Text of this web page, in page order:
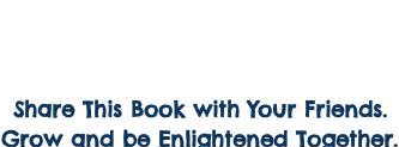
Share This Book with Your Friends.
Grow and be Enlightened Together.